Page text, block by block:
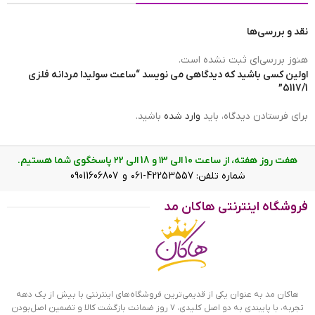
نوع نمایش عقربه ای(آنالوگ)
صفحه ساعت سولیدا مردانه فلزی 5117/1
ویژگی ساعت سولیدا مردانه فلزی 5117/1
اصلی‌ترین چیزی که در ساعت مردانه سولیدا توجه ما را به خود
جلب می‌کند، هم‌خوانی رنگ بند با قاب مشکی ساعت است. اگر به
نقد و بررسی‌ها
هنوز بررسی‌ای ثبت نشده است.
اولین کسی باشید که دیدگاهی می نویسد “ساعت سولیدا مردانه فلزی
5117/1”
برای فرستادن دیدگاه، باید وارد شده باشید.
هفت روز هفته، از ساعت 10 الی ۱3 و 18 الی ۲2 پاسخگوی شما هستیم.
شماره تلفن: 42253557-۰۶۱ و 09011606807
فروشگاه اینترنتی هاکان مد
هاکان مد به عنوان یکی از قدیمی‌ترین فروشگاه‌های اینترنتی با بیش از یک دهه
تجربه، با پایبندی به دو اصل کلیدی، ۷ روز ضمانت بازگشت کالا و تضمین اصل‌بودن